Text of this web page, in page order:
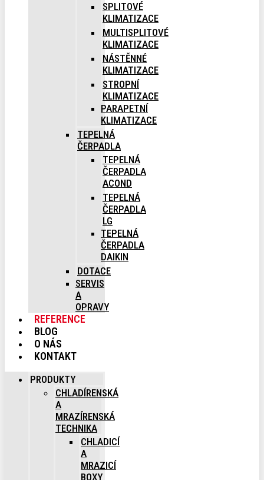
SPLITOVÉ
KLIMATIZACE
MULTISPLITOVÉ
KLIMATIZACE
NÁSTĚNNÉ
KLIMATIZACE
STROPNÍ
KLIMATIZACE
PARAPETNÍ
KLIMATIZACE
TEPELNÁ
ČERPADLA
TEPELNÁ
ČERPADLA
ACOND
TEPELNÁ
ČERPADLA
LG
TEPELNÁ
ČERPADLA
DAIKIN
DOTACE
SERVIS
A
OPRAVY
REFERENCE
BLOG
O NÁS
KONTAKT
PRODUKTY
CHLADÍRENSKÁ
A
MRAZÍRENSKÁ
TECHNIKA
CHLADICÍ
A
MRAZICÍ
BOXY